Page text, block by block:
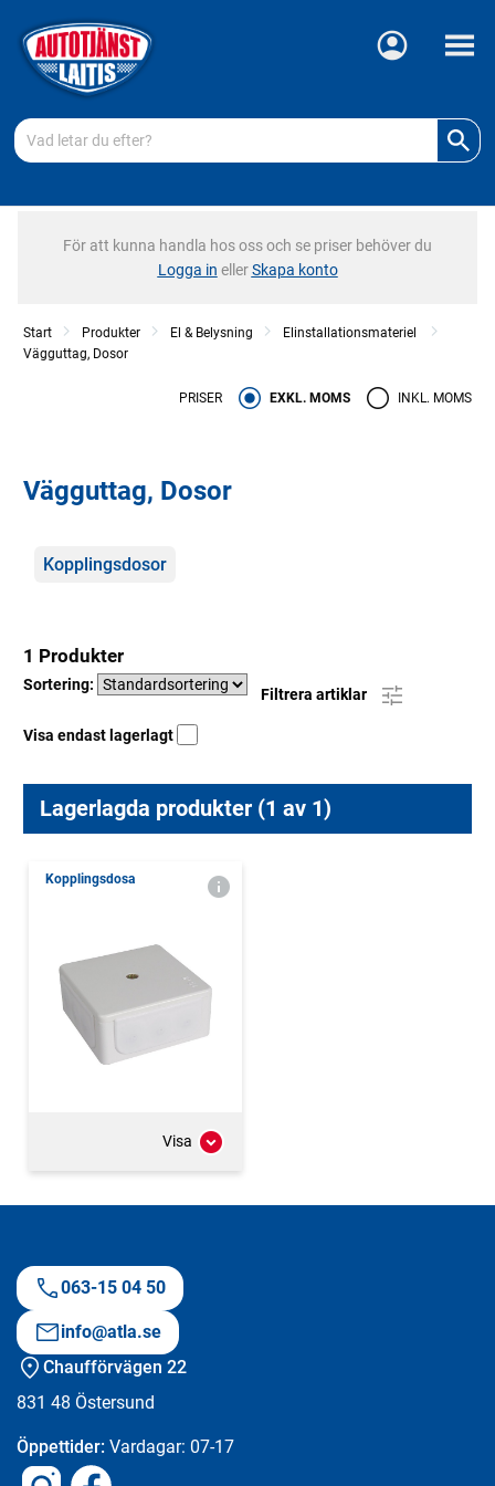
Meny
För att kunna handla hos oss och se priser behöver du
Logga in ellerSkapa konto
Start Produkter El & Belysning
Elinstallationsmateriel
Vägguttag, Dosor
PRISER EXKL. MOMS INKL. MOMS
Vägguttag, Dosor
Kategorier
Kopplingsdosor
1 Produkter
Sortering:
Filtrera artiklar
Visa endast lagerlagt
Lagerlagda produkter (1 av 1)
Kopplingsdosa
Visa
063-15 04 50
info@atla.se
Chaufförvägen 22
831 48 Östersund
Öppettider: Vardagar: 07-17